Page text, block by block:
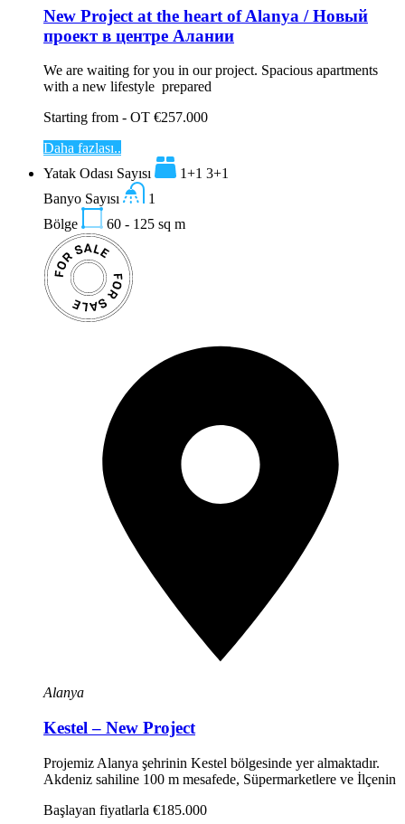
New Project at the heart of Alanya / Новый
проект в центре Алании
We are waiting for you in our project. Spacious apartments
with a new lifestyle prepared
Starting from - OT €257.000
Daha fazlası..
Yatak Odası Sayısı
1+1 3+1
Banyo Sayısı
1
Bölge
60 - 125 sq m
Alanya
Kestel – New Project
Projemiz Alanya şehrinin Kestel bölgesinde yer almaktadır.
Akdeniz sahiline 100 m mesafede, Süpermarketlere ve İlçenin
Başlayan fiyatlarla €185.000